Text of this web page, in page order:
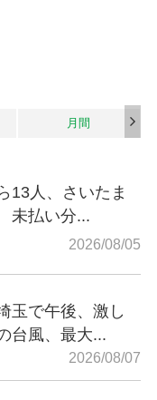
月間
13人、さいたま
未払い分...
2026/08/05
玉で午後、激し
台風、最大...
2026/08/07